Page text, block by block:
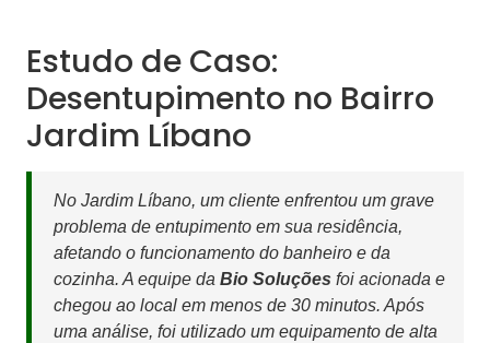
Estudo de Caso:
Desentupimento no Bairro
Jardim Líbano
No Jardim Líbano, um cliente enfrentou um grave
problema de entupimento em sua residência,
afetando o funcionamento do banheiro e da
cozinha. A equipe da Bio Soluções foi acionada e
chegou ao local em menos de 30 minutos. Após
uma análise, foi utilizado um equipamento de alta